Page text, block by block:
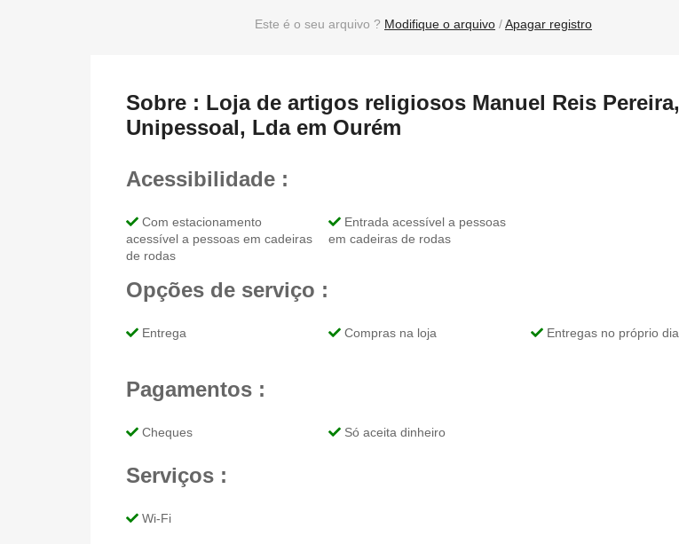
Este é o seu arquivo ? Modifique o arquivo /Apagar registro
Sobre : Loja de artigos religiosos Manuel Reis Pereira,
Unipessoal, Lda em Ourém
Acessibilidade :
Com estacionamento
acessível a pessoas em cadeiras
de rodas
Entrada acessível a pessoas
em cadeiras de rodas
Opções de serviço :
Entrega Compras na loja Entregas no próprio dia
Pagamentos :
Cheques Só aceita dinheiro
Serviços :
Wi-Fi